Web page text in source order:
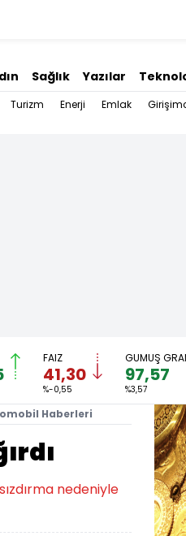
Sağlık Yazılar
Turizm Enerji Emlak
FAİZ
41,30
%-0,55
GÜMÜŞ
97,57
%3,57
Haberleri
nedeniyle